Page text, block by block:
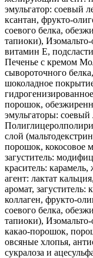
эмульгатор: соевый
ксантан, фрукто-
соевого белка,
тапиоки),
витамин Е,
Печенье с кремом
сывороточного
шоколадное
порошок,
эмульгаторы: соевый
слой
порошок, кокосовое
загуститель:
краситель:
агент: лактат
аромат,
коллаген, фрукто-
соевого белка,
тапиоки),
какао-порошок,
овсяные хлопья,
сукралоза и